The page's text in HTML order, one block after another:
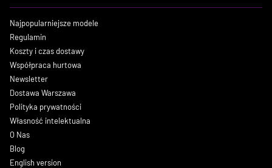
Najpopularniejsze modele
Regulamin
Koszty i czas dostawy
Współpraca hurtowa
Newsletter
Dostawa Warszawa
Polityka prywatności
Własność intelektualna
O Nas
Blog
English version